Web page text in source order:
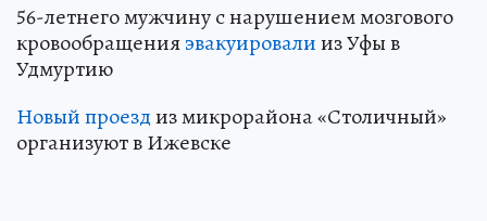
56-летнего мужчину с нарушением мозгового
кровообращенияэвакуировалииз Уфы в
Удмуртию
Новый проездиз микрорайона «Столичный»
организуют в Ижевске